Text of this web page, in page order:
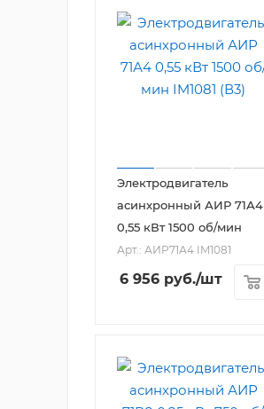
Электродвигатель
асинхронный АИР 71А4
0,55 кВт 1500 об/мин
Арт.: АИР71А4 IM1081
6 956 руб./шт